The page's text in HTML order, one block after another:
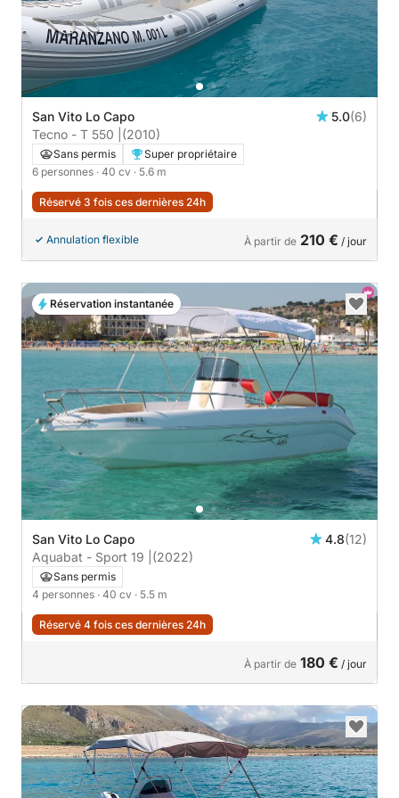
San Vito Lo Capo 5.0(6)
Tecno - T 550 | (2010)
Sans permis
Super propriétaire
6 personnes · 40 cv · 5.6 m
Réservé 3 fois ces dernières 24h
Annulation flexible À partir de 210 € / jour
San Vito Lo Capo 4.8(12)
Aquabat - Sport 19 | (2022)
Sans permis
4 personnes · 40 cv · 5.5 m
Réservé 4 fois ces dernières 24h
À partir de 180 € / jour
Réservation instantanée